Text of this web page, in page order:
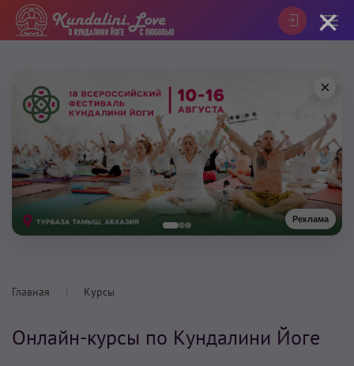
Реклама
×
Главная Курсы
Онлайн-курсы по Кундалини Йоге
×